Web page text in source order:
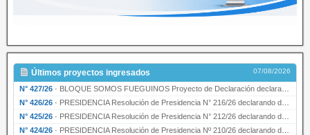
Últimos proyectos ingresados 07/08/2026
N° 427/26 · BLOQUE SOMOS FUEGUINOS Proyecto de Declaración declarando de interés provincial PRESIDENCI…
N° 426/26 · PRESIDENCIA Resolución de Presidencia N° 216/26 declarando de interés provincial la labor …
N° 425/26 · PRESIDENCIA Resolución de Presidencia N° 212/26 declarando de interés provincial el “50° A…
N° 424/26 · PRESIDENCIA Resolución de Presidencia Nº 210/26 declarando de interés provincial el proyec…